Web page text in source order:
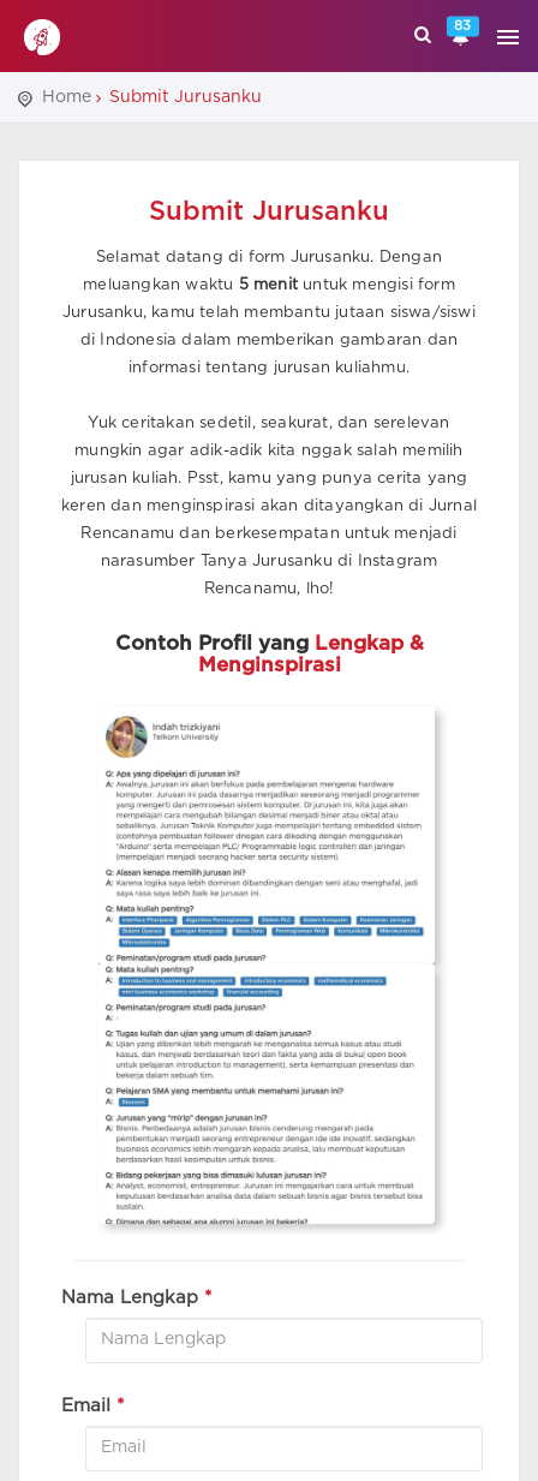
83
Home Submit Jurusanku
Submit Jurusanku
Selamat datang di form Jurusanku. Dengan
meluangkan waktu 5 menit untuk mengisi form
Jurusanku, kamu telah membantu jutaan siswa/siswi
di Indonesia dalam memberikan gambaran dan
informasi tentang jurusan kuliahmu.
Yuk ceritakan sedetil, seakurat, dan serelevan
mungkin agar adik-adik kita nggak salah memilih
jurusan kuliah. Psst, kamu yang punya cerita yang
keren dan menginspirasi akan ditayangkan di Jurnal
Rencanamu dan berkesempatan untuk menjadi
narasumber Tanya Jurusanku di Instagram
Rencanamu, lho!
Contoh Profil yang Lengkap &
Menginspirasi
Nama Lengkap *
Email *